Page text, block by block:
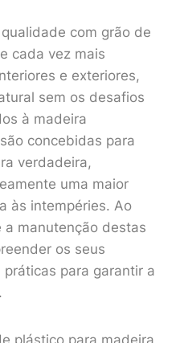
com grão de
cada vez mais
e exteriores,
sem os desafios
à madeira
concebidas para
verdadeira,
uma maior
às intempéries. Ao
a manutenção destas
os seus
para garantir a